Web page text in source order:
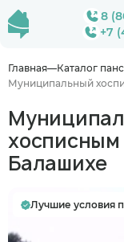
8
+7
Главная Каталог
Муниципальный
Балашихе
Лучшие условия